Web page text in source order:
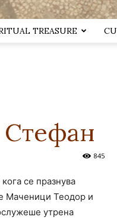
новозеландска
Епархија
TREASURE
Стефан
845
се празнува
Маченици Теодор и
утрена